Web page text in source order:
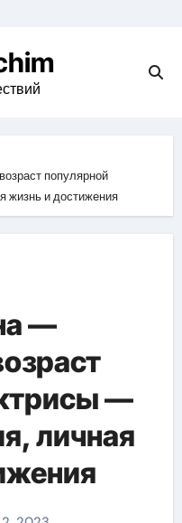
популярной
жизнь и достижения
—
—
личная